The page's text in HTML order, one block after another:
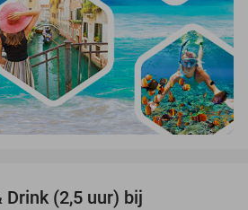
Drink (2,5 uur) bij